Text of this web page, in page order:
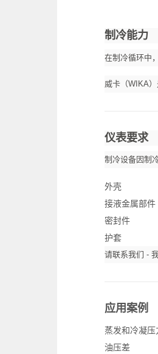
制冷能力
在制冷循环中
威卡（WIKA
仪表要求
制冷设备因制
外壳
接液金属部件
密封件
护套
请联系我们 -
应用案例
蒸发和冷凝压
油压差